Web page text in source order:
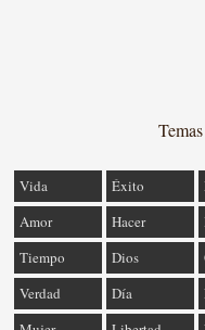
Vida Éxito
Amor
Hacer
Tiempo
Dios
Verdad
Día